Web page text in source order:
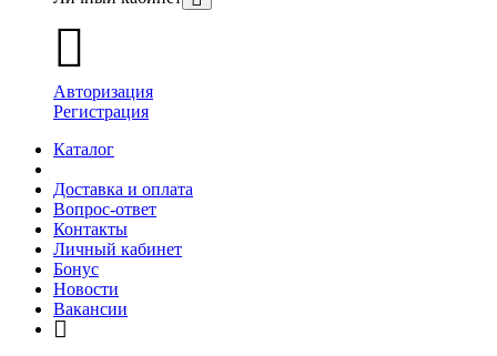
Авторизация
Регистрация
Каталог
Доставка и оплата
Вопрос-ответ
Контакты
Личный кабинет
Бонус
Новости
Вакансии